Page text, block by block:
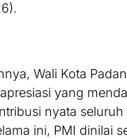
Wali Kota
yang
nyata seluruh
ini, PMI dinilai